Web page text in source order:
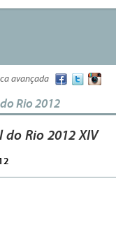
avançada
Rio 2012
do Rio 2012 XIV